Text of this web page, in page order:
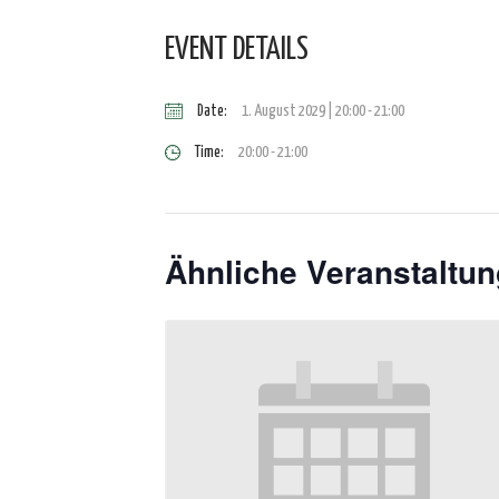
EVENT DETAILS
Date: 1. August 2029 | 20:00-21:00
Time: 20:00 - 21:00
Ähnliche